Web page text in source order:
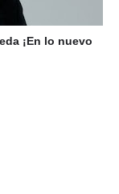
¡En lo nuevo